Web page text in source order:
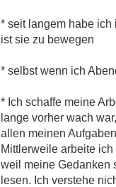
* seit langem habe ich
ist sie zu bewegen
* selbst wenn ich
* Ich schaffe meine
lange vorher wach
allen meinen
Mittlerweile arbeite
weil meine Gedanken
lesen. Ich verstehe